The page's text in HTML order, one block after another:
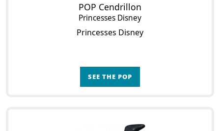
POP Cendrillon
Princesses Disney
Princesses Disney
SEE THE POP